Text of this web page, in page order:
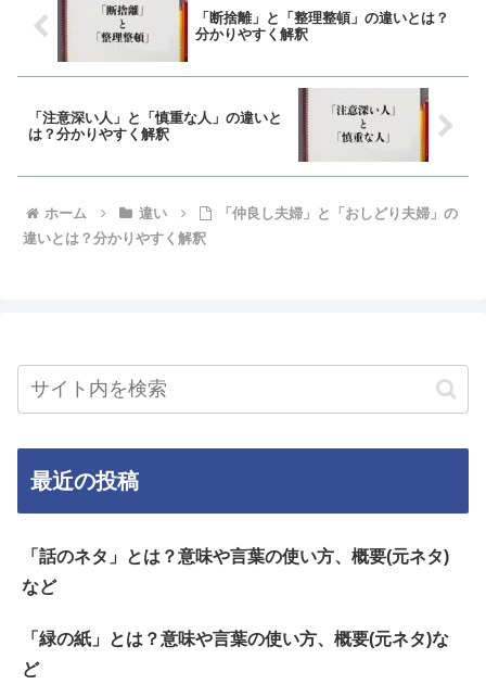
「断捨離」と「整理整頓」の違いとは？
分かりやすく解釈
「注意深い人」と「慎重な人」の違いと
は？分かりやすく解釈
ホーム 違い
「仲良し夫婦」と「おしどり夫婦」の
違いとは？分かりやすく解釈
最近の投稿
「話のネタ」とは？意味や言葉の使い方、概要(元ネタ)
など
「緑の紙」とは？意味や言葉の使い方、概要(元ネタ)な
ど